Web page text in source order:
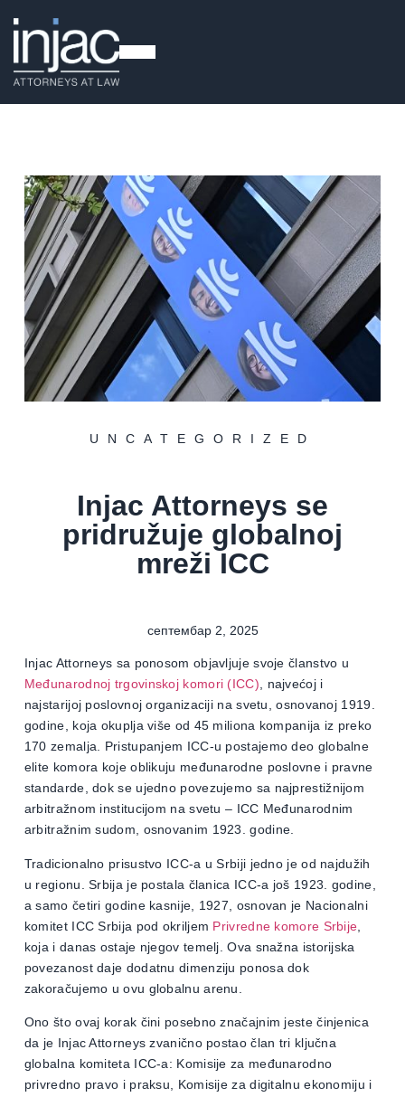
UNCATEGORIZED
Injac Attorneys se
pridružuje globalnoj
mreži ICC
септембар 2, 2025
Injac Attorneys sa ponosom objavljuje svoje članstvo u
Međunarodnoj trgovinskoj komori (ICC), najvećoj i
najstarijoj poslovnoj organizaciji na svetu, osnovanoj 1919.
godine, koja okuplja više od 45 miliona kompanija iz preko
170 zemalja. Pristupanjem ICC-u postajemo deo globalne
elite komora koje oblikuju međunarodne poslovne i pravne
standarde, dok se ujedno povezujemo sa najprestižnijom
arbitražnom institucijom na svetu – ICC Međunarodnim
arbitražnim sudom, osnovanim 1923. godine.
Tradicionalno prisustvo ICC-a u Srbiji jedno je od najdužih
u regionu. Srbija je postala članica ICC-a još 1923. godine,
a samo četiri godine kasnije, 1927, osnovan je Nacionalni
komitet ICC Srbija pod okriljem Privredne komore Srbije
koja i danas ostaje njegov temelj. Ova snažna istorijska
povezanost daje dodatnu dimenziju ponosa dok
zakoračujemo u ovu globalnu arenu.
Ono što ovaj korak čini posebno značajnim jeste činjenica
da je Injac Attorneys zvanično postao član tri ključna
globalna komiteta ICC-a: Komisije za međunarodno
privredno pravo i praksu, Komisije za digitalnu ekonomiju i